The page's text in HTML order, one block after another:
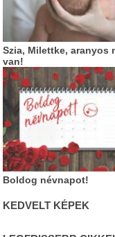
Szia, Milettke, aranyos
van!
Boldog névnapot!
KEDVELT KÉPEK